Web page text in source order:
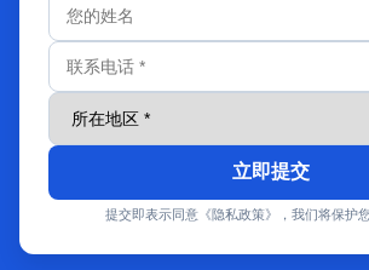
立即提交
提交即表示同意《隐私政策》，我们将保护